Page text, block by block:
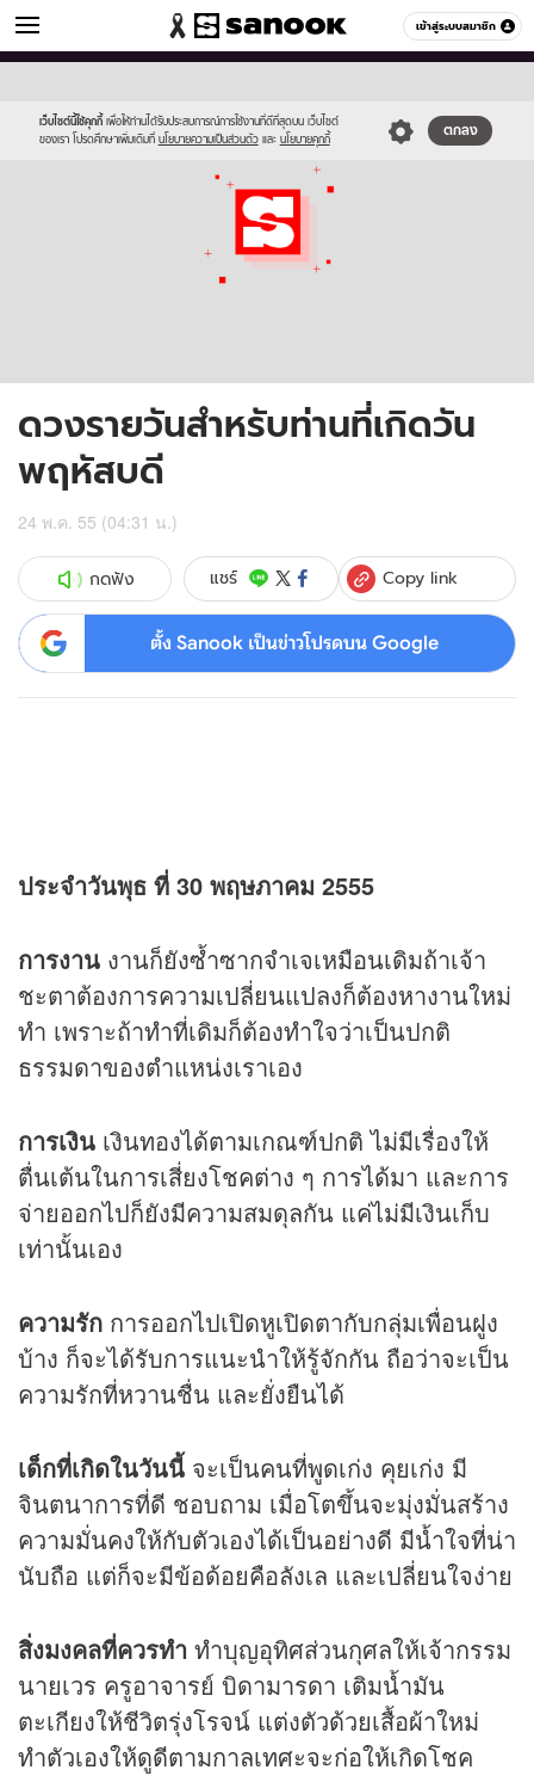
เข้าสู่ระบบสมาชิก
ดูดวง หมวดอื่นๆ
เว็บไซต์นี้ใช้คุกกี้ เพื่อให้ท่านได้รับประสบการณ์การใช้งานที่ดีที่สุดบน เว็บไซต์
ของเรา โปรดศึกษาเพิ่มเติมที่ นโยบายความเป็นส่วนตัว และ นโยบายคุกกี้
ตกลง
sanook.png
ดวงรายวันสำหรับท่านที่เกิดวัน
พฤหัสบดี
24 พ.ค. 55 (04:31 น.)
กดฟัง แชร์ Copy link
ตั้ง Sanook เป็นข่าวโปรดบน Google
ประจำวันพุธ ที่ 30 พฤษภาคม 2555
การงาน งานก็ยังซ้ำซากจำเจเหมือนเดิมถ้าเจ้า
ชะตาต้องการความเปลี่ยนแปลงก็ต้องหางานใหม่
ทำ เพราะถ้าทำที่เดิมก็ต้องทำใจว่าเป็นปกติ
ธรรมดาของตำแหน่งเราเอง
การเงิน เงินทองได้ตามเกณฑ์ปกติ ไม่มีเรื่องให้
ตื่นเต้นในการเสี่ยงโชคต่าง ๆ การได้มา และการ
จ่ายออกไปก็ยังมีความสมดุลกัน แค่ไม่มีเงินเก็บ
เท่านั้นเอง
ความรัก การออกไปเปิดหูเปิดตากับกลุ่มเพื่อนฝูง
บ้าง ก็จะได้รับการแนะนำให้รู้จักกัน ถือว่าจะเป็น
ความรักที่หวานชื่น และยั่งยืนได้
เด็กที่เกิดในวันนี้ จะเป็นคนที่พูดเก่ง คุยเก่ง มี
จินตนาการที่ดี ชอบถาม เมื่อโตขึ้นจะมุ่งมั่นสร้าง
ความมั่นคงให้กับตัวเองได้เป็นอย่างดี มีน้ำใจที่น่า
นับถือ แต่ก็จะมีข้อด้อยคือลังเล และเปลี่ยนใจง่าย
สิ่งมงคลที่ควรทำ ทำบุญอุทิศส่วนกุศลให้เจ้ากรรม
นายเวร ครูอาจารย์ บิดามารดา เติมน้ำมัน
ตะเกียงให้ชีวิตรุ่งโรจน์ แต่งตัวด้วยเสื้อผ้าใหม่
ทำตัวเองให้ดูดีตามกาลเทศะจะก่อให้เกิดโชค